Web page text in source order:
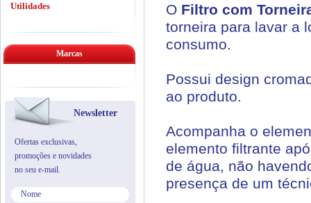
O Filtro com
torneira para lavar a
consumo.
Possui design
ao produto.
Acompanha o
elemento filtrante
de água, não
presença de um
Utilidades
Marcas
Newsletter
Ofertas exclusivas,
promoções e novidades
no seu e-mail.